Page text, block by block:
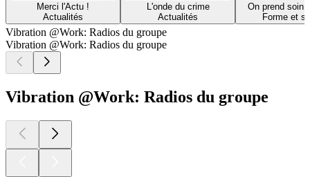
Merci l'Actu !
Actualités
L'onde du crime
Actualités
On prend soin
Forme et
Vibration @Work: Radios du groupe
Vibration @Work: Radios du groupe
Vibration @Work: Radios du groupe